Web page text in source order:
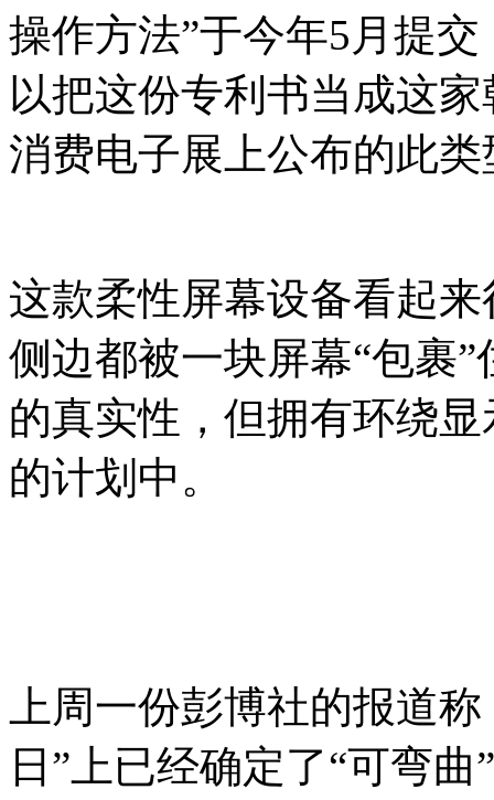
操作方法”于今年5月提
以把这份专利书当成这
消费电子展上公布的此
这款柔性屏幕设备看起
侧边都被一块屏幕“包裹
的真实性，但拥有环绕
的计划中。
上周一份彭博社的报道
日”上已经确定了“可弯